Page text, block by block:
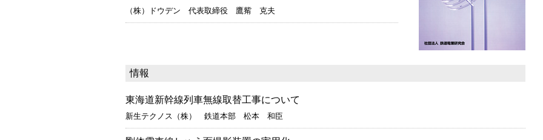
（株）ドウデン 代表取締役 鷹觜 克夫
情報
東海道新幹線列車無線取替工事について
新生テクノス（株） 鉄道本部 松本 和臣